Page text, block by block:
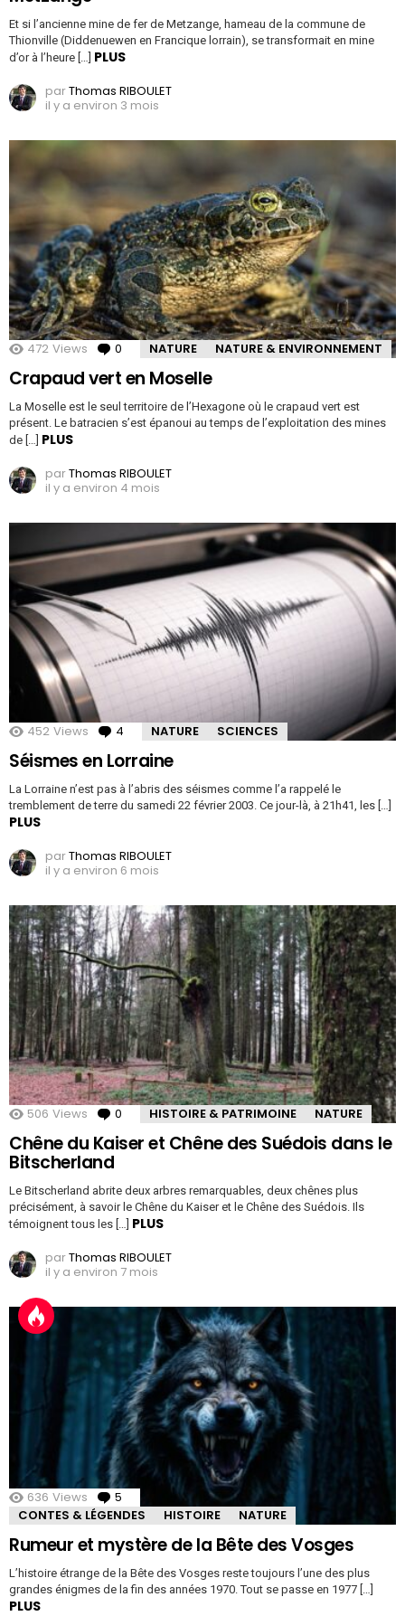
Et si l’ancienne mine de fer de Metzange, hameau de la commune de
Thionville (Diddenuewen en Francique lorrain), se transformait en mine
d’or à l’heure […] PLUS
parThomas RIBOULET
il y a environ 3 mois
472 Views 0 Comments
NATURE NATURE & ENVIRONNEMENT
Crapaud vert en Moselle
La Moselle est le seul territoire de l’Hexagone où le crapaud vert est
présent. Le batracien s’est épanoui au temps de l’exploitation des mines
de […] PLUS
parThomas RIBOULET
il y a environ 4 mois
452 Views 4 Comments
NATURE SCIENCES
Séismes en Lorraine
La Lorraine n’est pas à l’abris des séismes comme l’a rappelé le
tremblement de terre du samedi 22 février 2003. Ce jour-là, à 21h41, les […]
PLUS
parThomas RIBOULET
il y a environ 6 mois
506 Views 0 Comments
HISTOIRE & PATRIMOINE NATURE
Chêne du Kaiser et Chêne des Suédois dans le
Bitscherland
Le Bitscherland abrite deux arbres remarquables, deux chênes plus
précisément, à savoir le Chêne du Kaiser et le Chêne des Suédois. Ils
témoignent tous les […] PLUS
parThomas RIBOULET
il y a environ 7 mois
636 Views 5
Comments
CONTES & LÉGENDES
HISTOIRE NATURE
Rumeur et mystère de la Bête des Vosges
L’histoire étrange de la Bête des Vosges reste toujours l’une des plus
grandes énigmes de la fin des années 1970. Tout se passe en 1977 […]
PLUS